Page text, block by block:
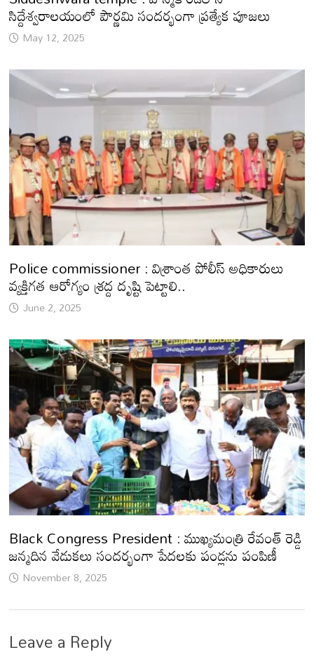
సిద్దేశ్వరాలయంలో పౌర్ణమి సందర్భంగా ప్రత్యేక పూజలు
May 12, 2025
Police commissioner : విశ్రాంత పోలీస్‌ అధికారులు
వ్యక్తిగత ఆరోగ్యం శ్రద్ద దృష్టి పెట్టాలి..
June 2, 2025
Black Congress President : ముఖ్యమంత్రి రేవంత్ రెడ్డి
జన్మదిన వేడుకలు సందర్భంగా పేదలకు పండ్లను పంపిణీ
November 8, 2025
Leave a Reply